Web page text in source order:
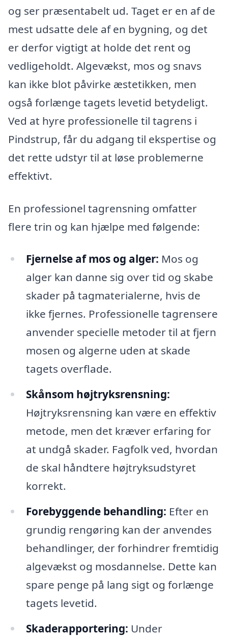
og ser præsentabelt ud. Taget er en af de
mest udsatte dele af en bygning, og det
er derfor vigtigt at holde det rent og
vedligeholdt. Algevækst, mos og snavs
kan ikke blot påvirke æstetikken, men
også forlænge tagets levetid betydeligt.
Ved at hyre professionelle til tagrens i
Pindstrup, får du adgang til ekspertise og
det rette udstyr til at løse problemerne
effektivt.
En professionel tagrensning omfatter
flere trin og kan hjælpe med følgende:
Fjernelse af mos og alger: Mos og
alger kan danne sig over tid og skabe
skader på tagmaterialerne, hvis de
ikke fjernes. Professionelle tagrensere
anvender specielle metoder til at fjern
mosen og algerne uden at skade
tagets overflade.
Skånsom højtryksrensning:
Højtryksrensning kan være en effektiv
metode, men det kræver erfaring for
at undgå skader. Fagfolk ved, hvordan
de skal håndtere højtryksudstyret
korrekt.
Forebyggende behandling: Efter en
grundig rengøring kan der anvendes
behandlinger, der forhindrer fremtidig
algevækst og mosdannelse. Dette kan
spare penge på lang sigt og forlænge
tagets levetid.
Skaderapportering: Under